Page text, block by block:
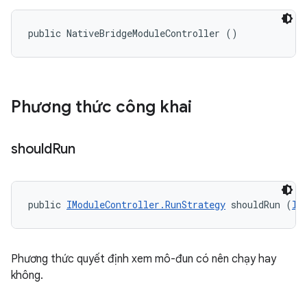
public NativeBridgeModuleController ()
Phương thức công khai
shouldRun
public IModuleController.RunStrategy shouldRun (
Phương thức quyết định xem mô-đun có nên chạy hay
không.